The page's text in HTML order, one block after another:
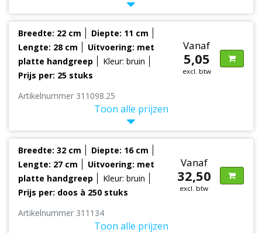
Breedte: 22 cm
Diepte: 11 cm
Lengte: 28 cm
Uitvoering: met
platte handgreep
Kleur: bruin
Prijs per: 25 stuks
Vanaf
5,05
excl. btw
Artikelnummer 311098.25
Toon alle prijzen
Breedte: 32 cm
Diepte: 16 cm
Lengte: 27 cm
Uitvoering: met
platte handgreep
Kleur: bruin
Prijs per: doos à 250 stuks
Vanaf
32,50
excl. btw
Artikelnummer 311134
Toon alle prijzen